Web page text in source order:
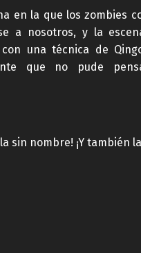
en la que los zombies
a nosotros, y la
una técnica de
que no pude
sin nombre! ¡Y también